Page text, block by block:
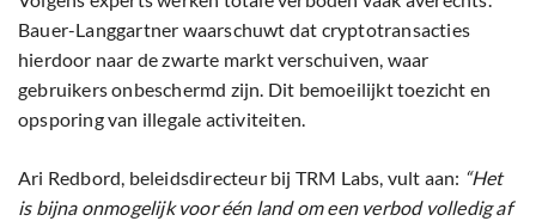
Bauer-Langgartner waarschuwt dat cryptotransacties
hierdoor naar de zwarte markt verschuiven, waar
gebruikers onbeschermd zijn. Dit bemoeilijkt toezicht en
opsporing van illegale activiteiten.
Ari Redbord, beleidsdirecteur bij TRM Labs, vult aan: “Het
is bijna onmogelijk voor één land om een verbod volledig af